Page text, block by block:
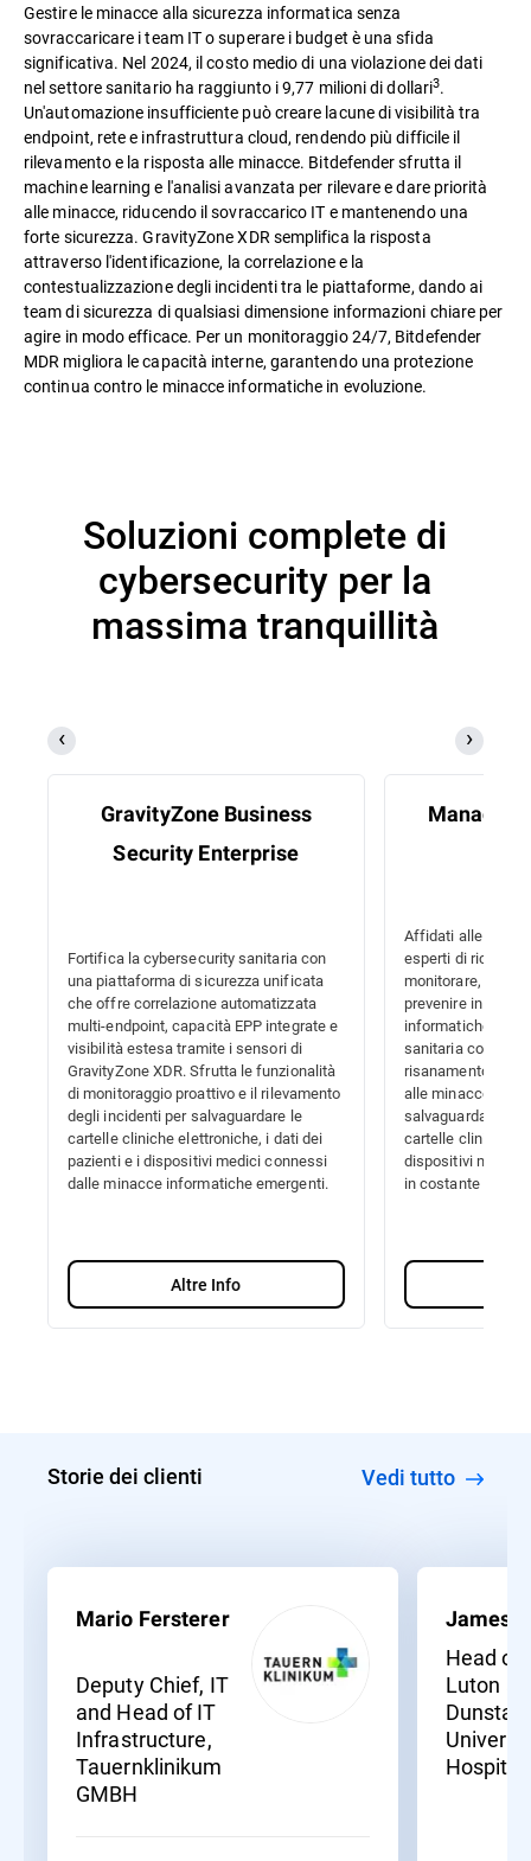
Gestire le minacce alla sicurezza informatica senza
sovraccaricare i team IT o superare i budget è una sfida
significativa. Nel 2024, il costo medio di una violazione dei dati
nel settore sanitario ha raggiunto i 9,77 milioni di dollari3.
Un'automazione insufficiente può creare lacune di visibilità tra
endpoint, rete e infrastruttura cloud, rendendo più difficile il
rilevamento e la risposta alle minacce. Bitdefender sfrutta il
machine learning e l'analisi avanzata per rilevare e dare priorità
alle minacce, riducendo il sovraccarico IT e mantenendo una
forte sicurezza. GravityZone XDR semplifica la risposta
attraverso l'identificazione, la correlazione e la
contestualizzazione degli incidenti tra le piattaforme, dando ai
team di sicurezza di qualsiasi dimensione informazioni chiare per
agire in modo efficace. Per un monitoraggio 24/7, Bitdefender
MDR migliora le capacità interne, garantendo una protezione
continua contro le minacce informatiche in evoluzione.
Soluzioni complete di
cybersecurity per la
massima tranquillità
GravityZone Business
Security Enterprise
Fortifica la cybersecurity sanitaria con
una piattaforma di sicurezza unificata
che offre correlazione automatizzata
multi-endpoint, capacità EPP integrate e
visibilità estesa tramite i sensori di
GravityZone XDR. Sfrutta le funzionalità
di monitoraggio proattivo e il rilevamento
degli incidenti per salvaguardare le
cartelle cliniche elettroniche, i dati dei
pazienti e i dispositivi medici connessi
dalle minacce informatiche emergenti.
Altre Info
Managed
Affidati alle threat
esperti di ricerca
monitorare,
prevenire in
informatiche.
sanitaria con una
risanamento
alle minacce in
salvaguardare i
cartelle cliniche
dispositivi medici
in costante
Storie dei clienti Vedi tutto
Mario Fersterer
Deputy Chief, IT
and Head of IT
Infrastructure,
Tauernklinikum
GMBH
James
Head of
Luton
Hospital